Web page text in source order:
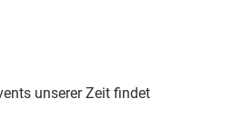
unserer Zeit findet